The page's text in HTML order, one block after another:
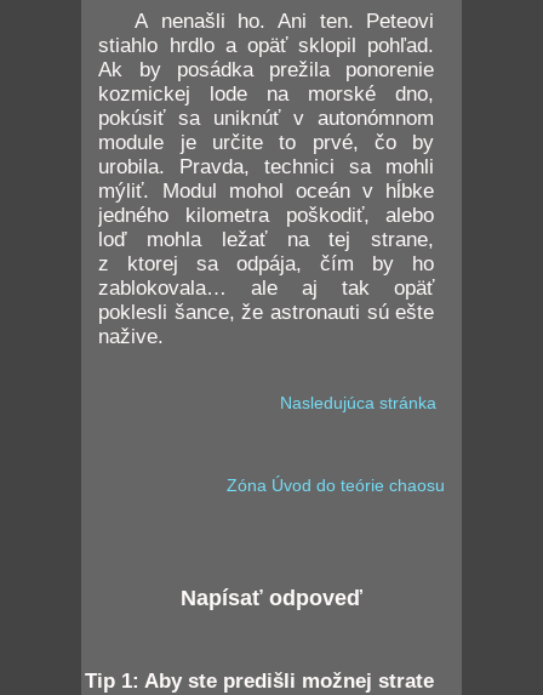
A nenašli ho. Ani ten. Peteovi
stiahlo hrdlo a opäť sklopil pohľad.
Ak by posádka prežila ponorenie
kozmickej lode na morské dno,
pokúsiť sa uniknúť v autonómnom
module je určite to prvé, čo by
urobila. Pravda, technici sa mohli
mýliť. Modul mohol oceán v hĺbke
jedného kilometra poškodiť, alebo
loď mohla ležať na tej strane,
z ktorej sa odpája, čím by ho
zablokovala… ale aj tak opäť
poklesli šance, že astronauti sú ešte
nažive.
Nasledujúca stránka
Zóna Úvod do teórie chaosu
Napísať odpoveď
Tip 1: Aby ste predišli možnej strate